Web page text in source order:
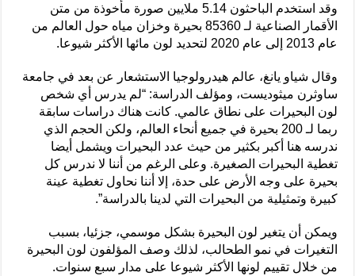
وقد استخدم الباحثون 5.14 ملايين صورة مأخوذة من متن
الأقمار الصناعية لـ 85360 بحيرة وخزان مياه حول العالم من
عام 2013 إلى عام 2020 لتحديد لون مائها الأكثر شيوعا.
وقال شياو يانغ، عالم هيدرولوجيا الاستشعار عن بعد في جامعة
ساوثرن ميثوديست، ومؤلف الدراسة: “لم يدرس أي شخص
لون البحيرات على نطاق عالمي. كانت هناك دراسات سابقة
ربما لـ 200 بحيرة في جميع أنحاء العالم، ولكن الحجم الذي
ندرسه هنا أكبر بكثير من حيث عدد البحيرات ويشمل أيضا
تغطية البحيرات الصغيرة. وعلى الرغم من أننا لا ندرس كل
بحيرة على وجه الأرض على حدة، إلا أننا نحاول تغطية عينة
كبيرة وتمثيلية من البحيرات التي لدينا بالدراسة”.
ويمكن أن يتغير لون البحيرة بشكل موسمي، جزئيا، بسبب
التغيرات في نمو الطحالب، لذلك وصف المؤلفون لون البحيرة
من خلال تقييم لونها الأكثر شيوعا على مدار سبع سنوات.